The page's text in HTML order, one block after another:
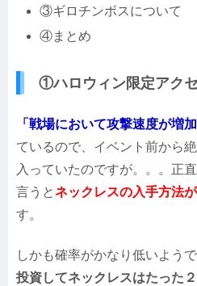
③ギロチンボスについて
④まとめ
①ハロウィン限定アク
「戦場において攻撃速度が増加
ているので、イベント前から
入っていたのですが。。。正
言うとネックレスの入手方法
す。
しかも確率がかなり低いようで
投資してネックレスはたった２